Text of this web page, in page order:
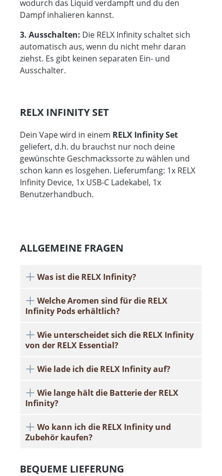
wodurch das Liquid verdampft und du den
Dampf inhalieren kannst.
3. Ausschalten: Die RELX Infinity schaltet sich
automatisch aus, wenn du nicht mehr daran
ziehst. Es gibt keinen separaten Ein- und
Ausschalter.
RELX INFINITY SET
Dein Vape wird in einem RELX Infinity Set
geliefert, d.h. du brauchst nur noch deine
gewünschte Geschmackssorte zu wählen und
schon kann es losgehen. Lieferumfang: 1x RELX
Infinity Device, 1x USB-C Ladekabel, 1x
Benutzerhandbuch.
ALLGEMEINE FRAGEN
Was ist die RELX Infinity?
Welche Aromen sind für die RELX
Infinity Pods erhältlich?
Wie unterscheidet sich die RELX Infinity
von der RELX Essential?
Wie lade ich die RELX Infinity auf?
Wie lange hält die Batterie der RELX
Infinity?
Wo kann ich die RELX Infinity und
Zubehör kaufen?
BEQUEME LIEFERUNG